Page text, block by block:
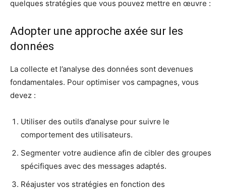
quelques stratégies que vous pouvez mettre en œuvre :
Adopter une approche axée sur les
données
La collecte et l’analyse des données sont devenues
fondamentales. Pour optimiser vos campagnes, vous
devez :
Utiliser des outils d’analyse pour suivre le
comportement des utilisateurs.
Segmenter votre audience afin de cibler des groupes
spécifiques avec des messages adaptés.
Réajuster vos stratégies en fonction des